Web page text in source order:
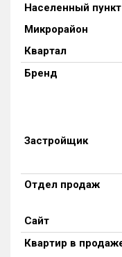
Оценка ЕРЗ ЖК
от
Рейтинг
Найдено:
Многоквартирных
Блокированных
Населенный пункт
Микрорайон
Квартал
Бренд
Застройщик
Отдел продаж
Сайт
Квартир в